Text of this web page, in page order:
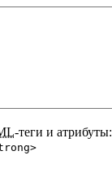
-теги и атрибуты: